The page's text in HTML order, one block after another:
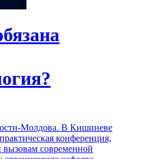
Молдова. В Кишиневе
конференция,
современной